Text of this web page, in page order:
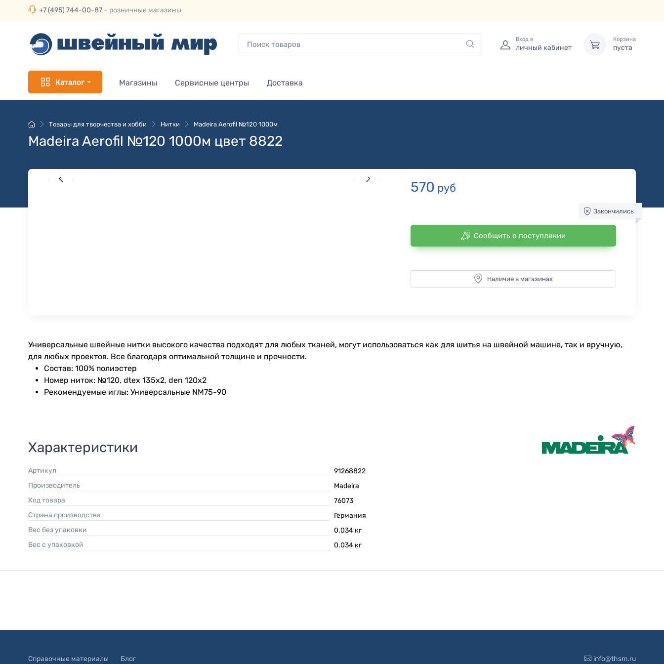
+7 (495) 744-00-87 – розничные магазины
Вход в
личный кабинет
Корзина
пуста
Каталог Магазины Сервисные центры Доставка
Товары для творчества и хобби Нитки Madeira Aerofil №120 1000м
Madeira Aerofil №120 1000м цвет 8822
570 руб
Закончились
Сообщить о поступлении
Наличие в магазинах
Универсальные швейные нитки высокого качества подходят для любых тканей, могут использоваться как для шитья на швейной машине, так и вручную,
для любых проектов. Все благодаря оптимальной толщине и прочности.
Состав: 100% полиэстер
Номер ниток: №120, dtex 135x2, den 120x2
Рекомендуемые иглы: Универсальные NM75-90
Характеристики
Артикул
91268822
Производитель
Madeira
Код товара
76073
Страна производства
Германия
Вес без упаковки
0.034 кг
Вес с упаковкой
0.034 кг
Справочные материалы Блог info@thsm.ru